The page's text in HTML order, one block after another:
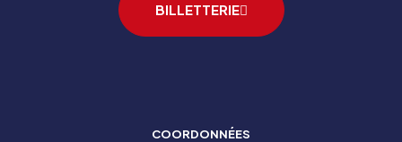
BILLETTERIE
COORDONNÉES